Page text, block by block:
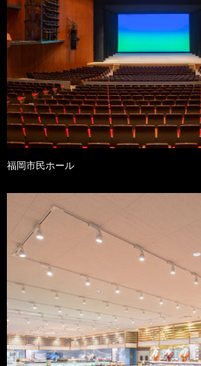
福岡市民ホール